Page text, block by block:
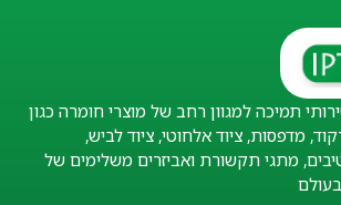
תמיכה למגוון רחב של מוצרי חומרה כגון
מדפסות, ציוד אלחוטי, ציוד לביש,
מתגי תקשורת ואביזרים משלימים של